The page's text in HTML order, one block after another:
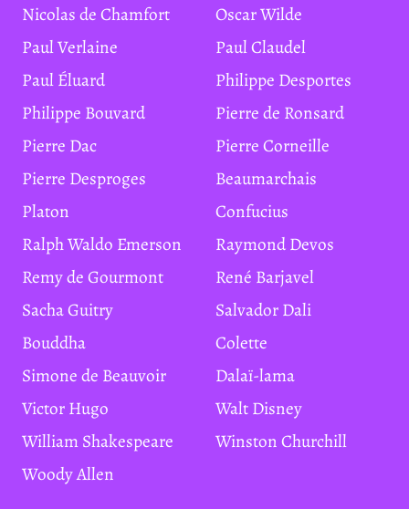
Nicolas de Chamfort
Oscar Wilde
Paul Verlaine
Paul Claudel
Paul Éluard
Philippe Desportes
Philippe Bouvard
Pierre de Ronsard
Pierre Dac
Pierre Corneille
Pierre Desproges
Beaumarchais
Platon
Confucius
Ralph Waldo Emerson
Raymond Devos
Remy de Gourmont
René Barjavel
Sacha Guitry
Salvador Dali
Bouddha
Colette
Simone de Beauvoir
Dalaï-lama
Victor Hugo
Walt Disney
William Shakespeare
Winston Churchill
Woody Allen